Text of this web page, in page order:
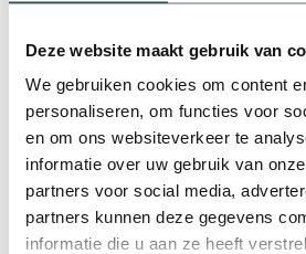
Deze website maakt gebruik van
We gebruiken cookies om content
personaliseren, om functies voor
en om ons websiteverkeer te
informatie over uw gebruik van
partners voor social media,
partners kunnen deze gegevens
informatie die u aan ze heeft
PP knie 90° | 6 bar
Op voorraad
PP verloopnippel | 6 bar
Op voorraad
Plasson PP draadstop |